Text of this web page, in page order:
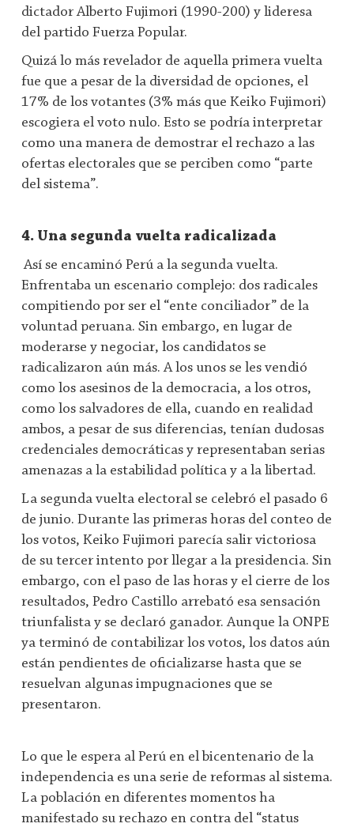
dictador Alberto Fujimori (1990-200) y lideresa
del partido Fuerza Popular.
Quizá lo más revelador de aquella primera vuelta
fue que a pesar de la diversidad de opciones, el
17% de los votantes (3% más que Keiko Fujimori)
escogiera el voto nulo. Esto se podría interpretar
como una manera de demostrar el rechazo a las
ofertas electorales que se perciben como “parte
del sistema”.
4. Una segunda vuelta radicalizada
Así se encaminó Perú a la segunda vuelta.
Enfrentaba un escenario complejo: dos radicales
compitiendo por ser el “ente conciliador” de la
voluntad peruana. Sin embargo, en lugar de
moderarse y negociar, los candidatos se
radicalizaron aún más. A los unos se les vendió
como los asesinos de la democracia, a los otros,
como los salvadores de ella, cuando en realidad
ambos, a pesar de sus diferencias, tenían dudosas
credenciales democráticas y representaban serias
amenazas a la estabilidad política y a la libertad.
La segunda vuelta electoral se celebró el pasado 6
de junio. Durante las primeras horas del conteo de
los votos, Keiko Fujimori parecía salir victoriosa
de su tercer intento por llegar a la presidencia. Sin
embargo, con el paso de las horas y el cierre de los
resultados, Pedro Castillo arrebató esa sensación
triunfalista y se declaró ganador. Aunque la ONPE
ya terminó de contabilizar los votos, los datos aún
están pendientes de oficializarse hasta que se
resuelvan algunas impugnaciones que se
presentaron.
Lo que le espera al Perú en el bicentenario de la
independencia es una serie de reformas al sistema.
La población en diferentes momentos ha
manifestado su rechazo en contra del “status